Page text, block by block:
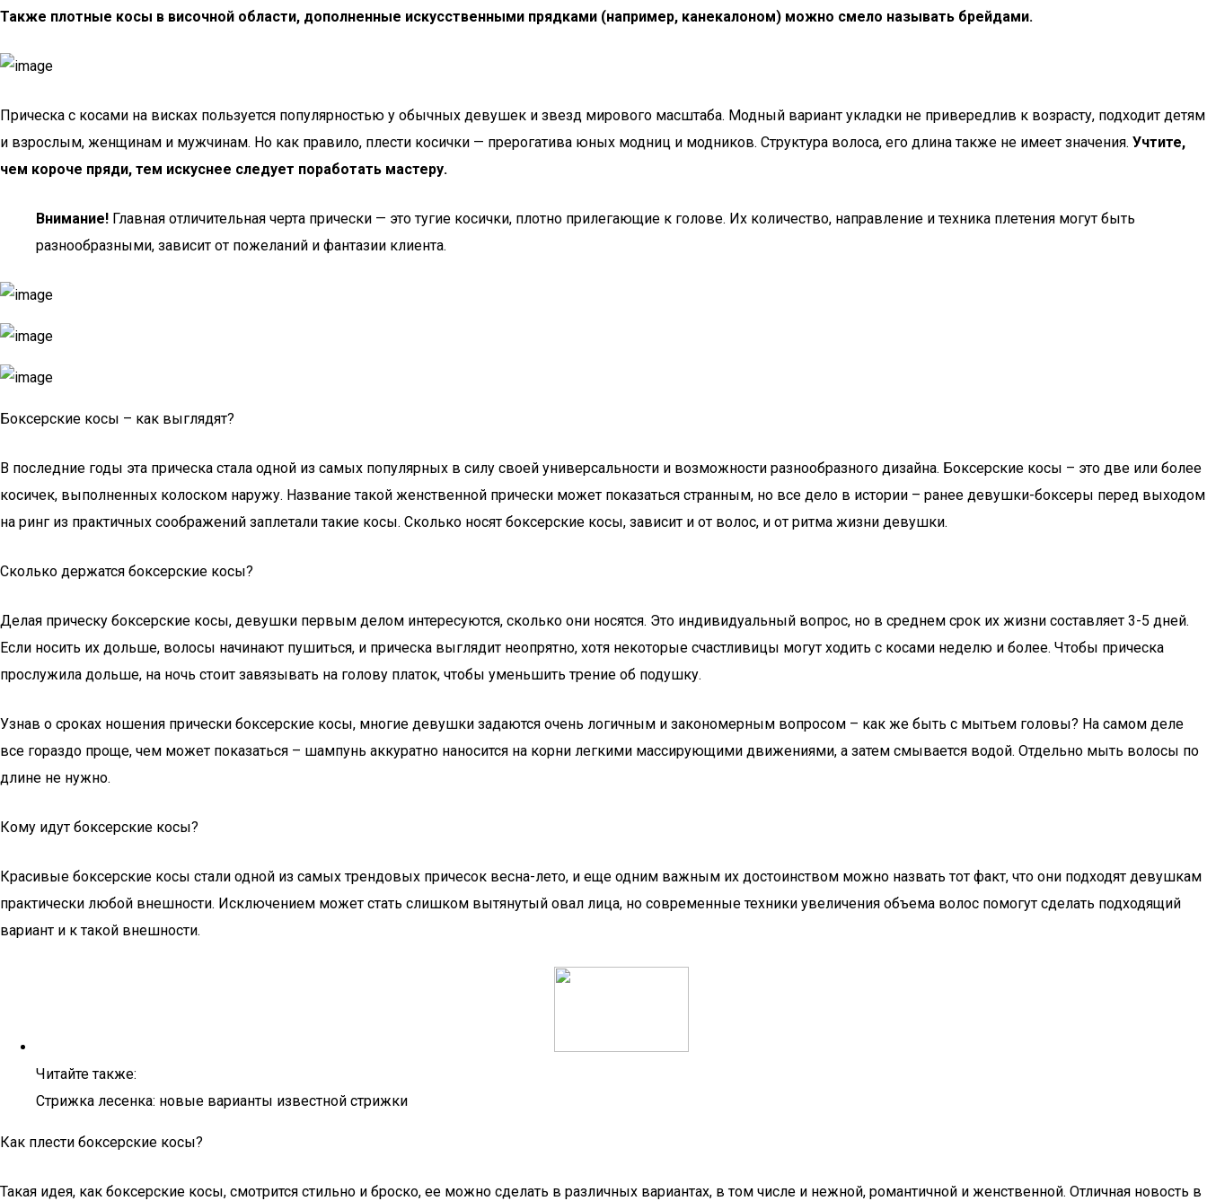
Также плотные косы в височной области, дополненные искусственными прядками (например, канекалоном) можно смело называть брейдами.
Прическа с косами на висках пользуется популярностью у обычных девушек и звезд мирового масштаба. Модный вариант укладки не привередлив к возрасту, подходит детям
и взрослым, женщинам и мужчинам. Но как правило, плести косички — прерогатива юных модниц и модников. Структура волоса, его длина также не имеет значения. Учтите,
чем короче пряди, тем искуснее следует поработать мастеру.
Внимание! Главная отличительная черта прически — это тугие косички, плотно прилегающие к голове. Их количество, направление и техника плетения могут быть
разнообразными, зависит от пожеланий и фантазии клиента.
Боксерские косы – как выглядят?
В последние годы эта прическа стала одной из самых популярных в силу своей универсальности и возможности разнообразного дизайна. Боксерские косы – это две или более
косичек, выполненных колоском наружу. Название такой женственной прически может показаться странным, но все дело в истории – ранее девушки-боксеры перед выходом
на ринг из практичных соображений заплетали такие косы. Сколько носят боксерские косы, зависит и от волос, и от ритма жизни девушки.
Сколько держатся боксерские косы?
Делая прическу боксерские косы, девушки первым делом интересуются, сколько они носятся. Это индивидуальный вопрос, но в среднем срок их жизни составляет 3-5 дней.
Если носить их дольше, волосы начинают пушиться, и прическа выглядит неопрятно, хотя некоторые счастливицы могут ходить с косами неделю и более. Чтобы прическа
прослужила дольше, на ночь стоит завязывать на голову платок, чтобы уменьшить трение об подушку.
Узнав о сроках ношения прически боксерские косы, многие девушки задаются очень логичным и закономерным вопросом – как же быть с мытьем головы? На самом деле
все гораздо проще, чем может показаться – шампунь аккуратно наносится на корни легкими массирующими движениями, а затем смывается водой. Отдельно мыть волосы по
длине не нужно.
Кому идут боксерские косы?
Красивые боксерские косы стали одной из самых трендовых причесок весна-лето, и еще одним важным их достоинством можно назвать тот факт, что они подходят девушкам
практически любой внешности. Исключением может стать слишком вытянутый овал лица, но современные техники увеличения объема волос помогут сделать подходящий
вариант и к такой внешности.
Читайте также:
Стрижка лесенка: новые варианты известной стрижки
Как плести боксерские косы?
Такая идея, как боксерские косы, смотрится стильно и броско, ее можно сделать в различных вариантах, в том числе и нежной, романтичной и женственной. Отличная новость в